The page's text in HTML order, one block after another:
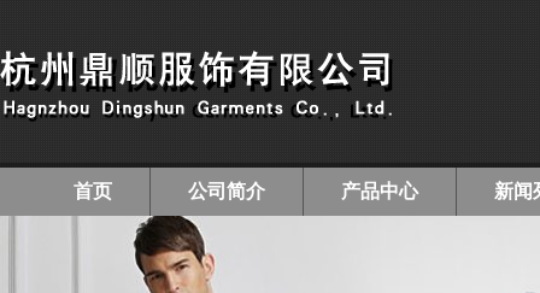
首页 公司简介 产品中心 新闻